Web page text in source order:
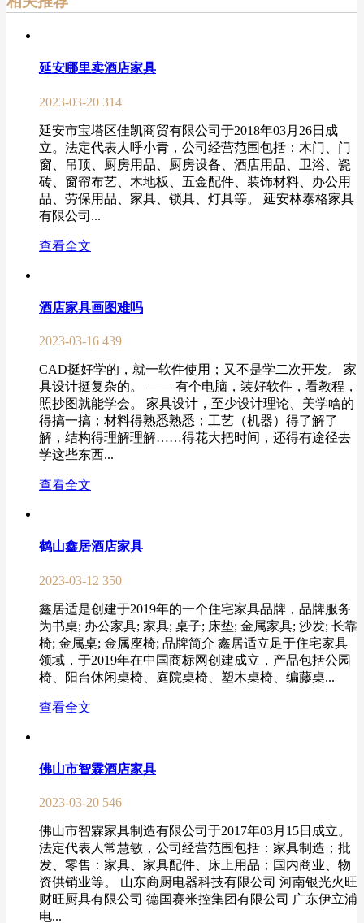
延安哪里卖酒店家具
2023-03-20 314
延安市宝塔区佳凯商贸有限公司于2018年03月26日成
立。法定代表人呼小青，公司经营范围包括：木门、门
窗、吊顶、厨房用品、厨房设备、酒店用品、卫浴、瓷
砖、窗帘布艺、木地板、五金配件、装饰材料、办公用
品、劳保用品、家具、锁具、灯具等。 延安林泰格家具
有限公司...
查看全文
酒店家具画图难吗
2023-03-16 439
CAD挺好学的，就一软件使用；又不是学二次开发。 家
具设计挺复杂的。 —— 有个电脑，装好软件，看教程，
照抄图就能学会。 家具设计，至少设计理论、美学啥的
得搞一搞；材料得熟悉熟悉；工艺（机器）得了解了
解，结构得理解理解……得花大把时间，还得有途径去
学这些东西...
查看全文
鹤山鑫居酒店家具
2023-03-12 350
鑫居适是创建于2019年的一个住宅家具品牌，品牌服务
为书桌; 办公家具; 家具; 桌子; 床垫; 金属家具; 沙发; 长靠
椅; 金属桌; 金属座椅; 品牌简介 鑫居适立足于住宅家具
领域，于2019年在中国商标网创建成立，产品包括公园
椅、阳台休闲桌椅、庭院桌椅、塑木桌椅、编藤桌...
查看全文
佛山市智霖酒店家具
2023-03-20 546
佛山市智霖家具制造有限公司于2017年03月15日成立。
法定代表人常慧敏，公司经营范围包括：家具制造；批
发、零售：家具、家具配件、床上用品；国内商业、物
资供销业等。 山东商厨电器科技有限公司 河南银光火旺
财旺厨具有限公司 德国赛米控集团有限公司 广东伊立浦
电...